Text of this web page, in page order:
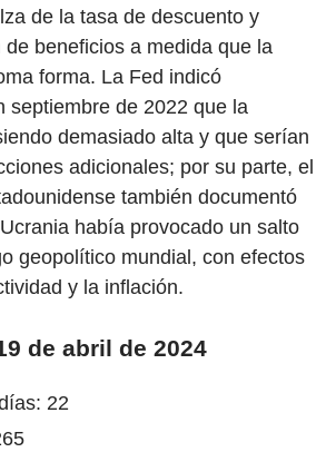
de la tasa de descuento y
de beneficios a medida que la
forma. La Fed indicó
septiembre de 2022 que la
demasiado alta y que serían
adicionales; por su parte, el
también documentó
había provocado un salto
geopolítico mundial, con efectos
y la inflación.
de abril de 2024
22